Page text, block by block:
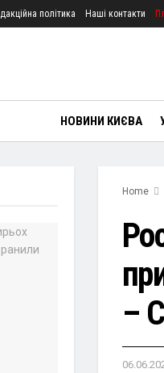
політика Наші контакти
НОВИНИ КИЄВА
Home
–